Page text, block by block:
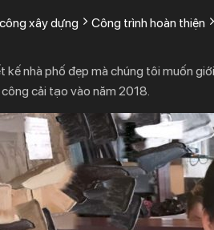
xây dựng Công trình hoàn thiện
kế nhà phố đẹp mà chúng tôi muốn
cải tạo vào năm 2018.